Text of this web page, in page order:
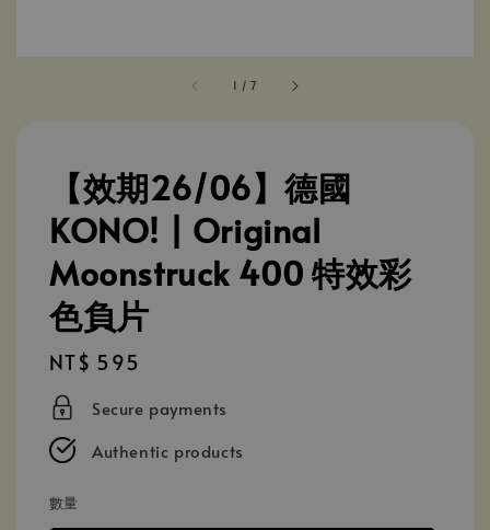
1 /7
【效期26/06】德國
KONO! | Original
Moonstruck 400 特效彩
色負片
Regular
price
NT$ 595
Secure payments
Authentic products
數量